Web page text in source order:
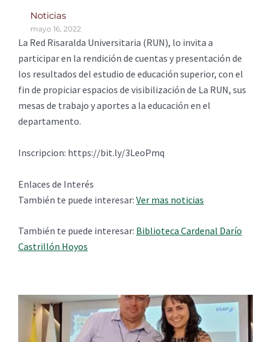
Noticias
mayo 16, 2022
La Red Risaralda Universitaria (RUN), lo invita a
participar en la rendición de cuentas y presentación de
los resultados del estudio de educación superior, con el
fin de propiciar espacios de visibilización de La RUN, sus
mesas de trabajo y aportes a la educación en el
departamento.
Inscripcion: https://bit.ly/3LeoPmq
Enlaces de Interés
También te puede interesar: Ver mas noticias
También te puede interesar: Biblioteca Cardenal Darío
Castrillón Hoyos